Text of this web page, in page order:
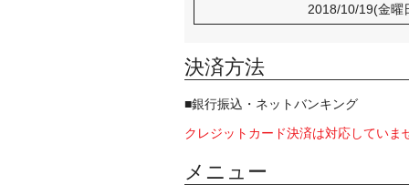
2018/10/19(金曜
決済方法
■銀行振込・ネットバンキング
クレジットカード決済は対応していま
メニュー